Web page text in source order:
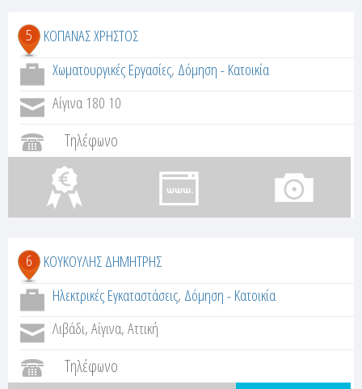
5
ΚΟΠΑΝΑΣ ΧΡΗΣΤΟΣ
Χωματουργικές Εργασίες, Δόμηση - Κατοικία
Αίγινα 180 10
Τηλέφωνο
6
ΚΟΥΚΟΥΛΗΣ ΔΗΜΗΤΡΗΣ
Ηλεκτρικές Εγκαταστάσεις, Δόμηση - Κατοικία
Λιβάδι, Αίγινα, Αττική
Τηλέφωνο